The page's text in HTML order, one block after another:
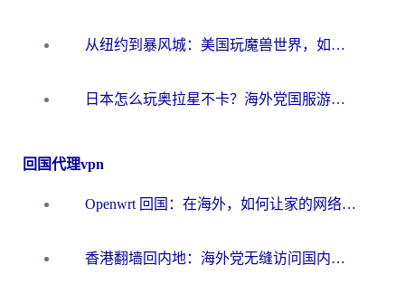
从纽约到暴风城：美国玩魔兽世界，如何找到你的最佳网络航线
日本怎么玩奥拉星不卡？海外党国服游戏加速器选择全攻略
回国代理vpn
Openwrt 回国：在海外，如何让家的网络触手可及
香港翻墙回内地：海外党无缝访问国内资源的加速器选择全攻略